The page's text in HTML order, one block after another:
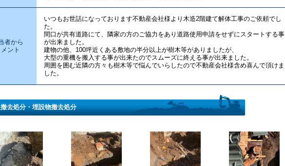
者から
ント
いつもお世話になっております不動産会社様より木造2階建て解体工事のご依頼でし
た。
間口が共有道路にて、隣家の方のご協力をあり道路使用申請をせずにスタートする事
が出来ました。
建物の他、100坪近くある敷地の半分以上が樹木等がありましたが、
大型の重機を搬入する事が出来たのでスムーズに終える事が出来ました。
周囲を囲む近隣の方々も樹木等で悩んでいらしたので不動産会社様含め喜んで頂けま
した。
去処分・埋設物撤去処分